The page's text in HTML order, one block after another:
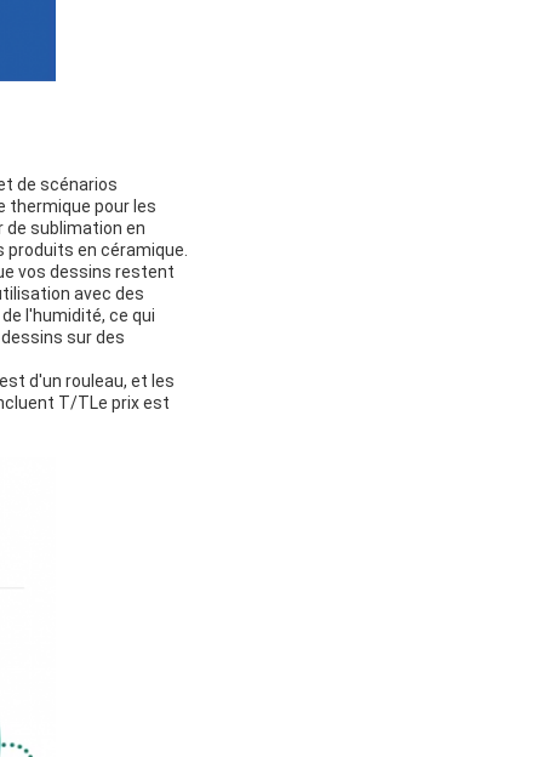
de scénarios
thermique pour les
sublimation en
produits en céramique.
vos dessins restent
avec des
l'humidité, ce qui
sur des
d'un rouleau, et les
T/TLe prix est